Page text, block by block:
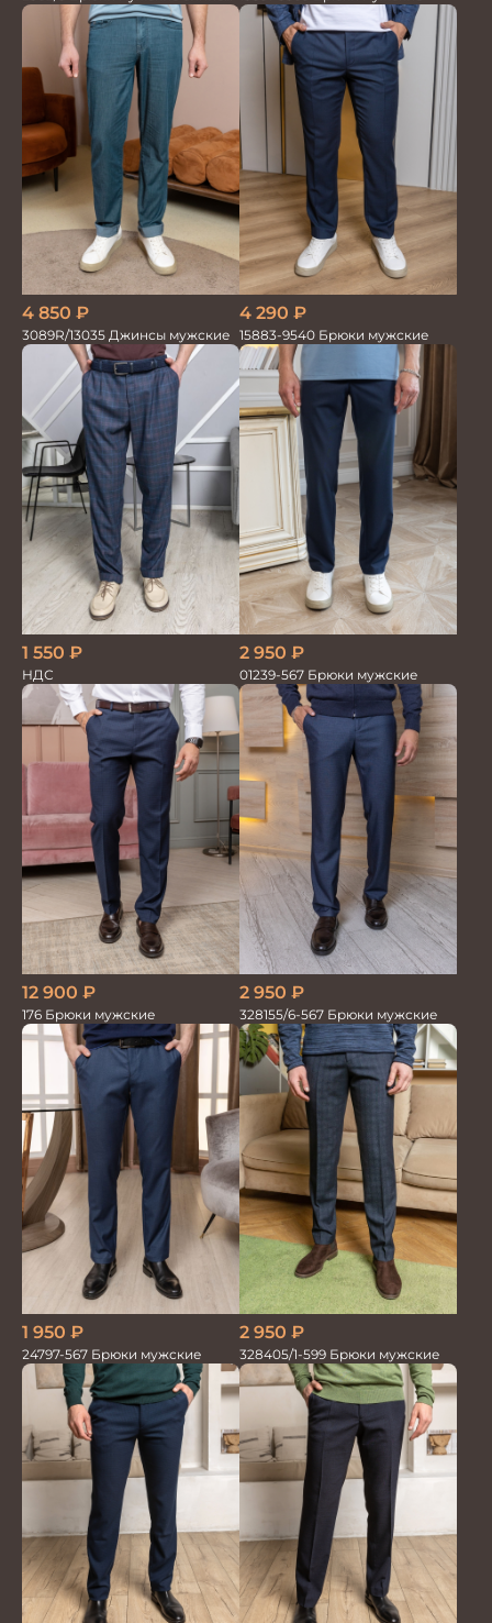
диагональ
4 850 ₽
3089R/13035 Джинсы мужские
4 290 ₽
15883-9540 Брюки мужские
1 550 ₽
НДС
2 950 ₽
01239-567 Брюки мужские
12 900 ₽
176 Брюки мужские
2 950 ₽
328155/6-567 Брюки мужские
1 950 ₽
24797-567 Брюки мужские
2 950 ₽
328405/1-599 Брюки мужские